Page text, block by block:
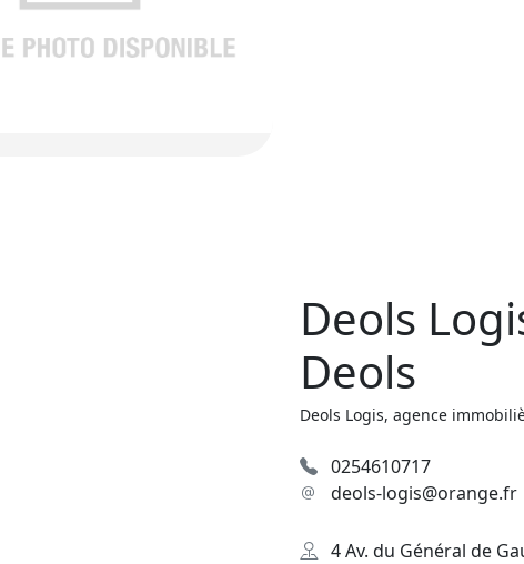
Deols
Deols
Deols Logis, agence
0254610717
deols-logis@orange.fr
4 Av. du Général de